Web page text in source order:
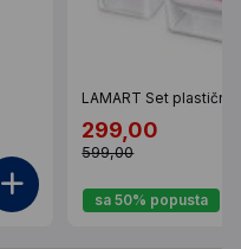
LAMART Set
299,00
599,00
sa 50% popusta